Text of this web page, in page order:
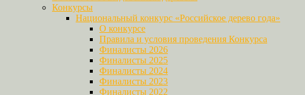
Конкурсы
Национальный конкурс «Российское дерево года»
О конкурсе
Правила и условия проведения Конкурса
Финалисты 2026
Финалисты 2025
Финалисты 2024
Финалисты 2023
Финалисты 2022